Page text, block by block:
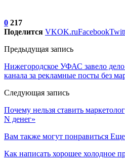
0 217
Поделится VKOK.ruFacebook
Предыдущая запись
Нижегородское УФАС завело дело
канала за рекламные посты без
Следующая запись
Почему нельзя ставить
N денег»
Вам также могут понравиться Еще
Как написать хорошее холодное